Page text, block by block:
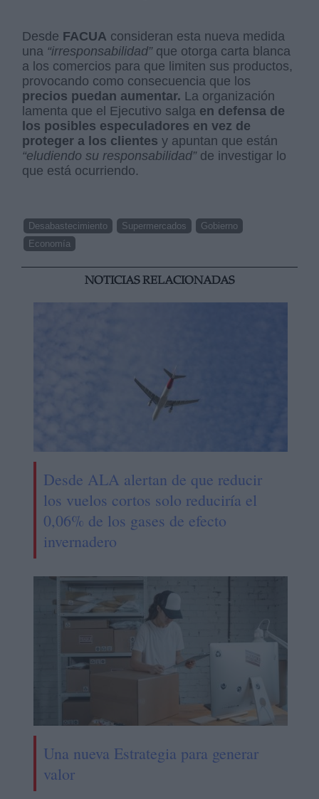
Desde FACUA consideran esta nueva medida
una “irresponsabilidad”que otorga carta blanca
a los comercios para que limiten sus productos,
provocando como consecuencia que los
precios puedan aumentar. La organización
lamenta que el Ejecutivo salga en defensa de
los posibles especuladores en vez de
proteger a los clientes y apuntan que están
“eludiendo su responsabilidad”de investigar lo
que está ocurriendo.
Desabastecimiento Supermercados
Gobierno
Economía
NOTICIAS RELACIONADAS
Desde ALA alertan de que reducir
los vuelos cortos solo reduciría el
0,06% de los gases de efecto
invernadero
Una nueva Estrategia para generar
valor